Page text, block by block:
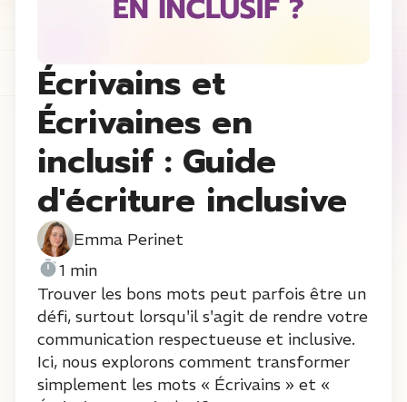
Écrivains et
Écrivaines en
inclusif : Guide
d'écriture inclusive
Emma Perinet
1 min
Trouver les bons mots peut parfois être un
défi, surtout lorsqu'il s'agit de rendre votre
communication respectueuse et inclusive.
Ici, nous explorons comment transformer
simplement les mots « Écrivains » et «